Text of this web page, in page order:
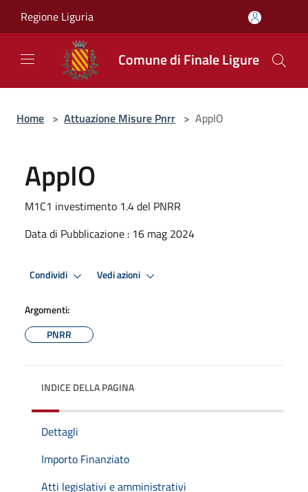
Regione Liguria
Comune di Finale Ligure
Home > Attuazione Misure Pnrr > AppIO
AppIO
M1C1 investimento 1.4 del PNRR
Data di Pubblicazione : 16 mag 2024
Condividi Vedi azioni
Argomenti:
PNRR
INDICE DELLA PAGINA
Dettagli
Importo Finanziato
Atti legislativi e amministrativi